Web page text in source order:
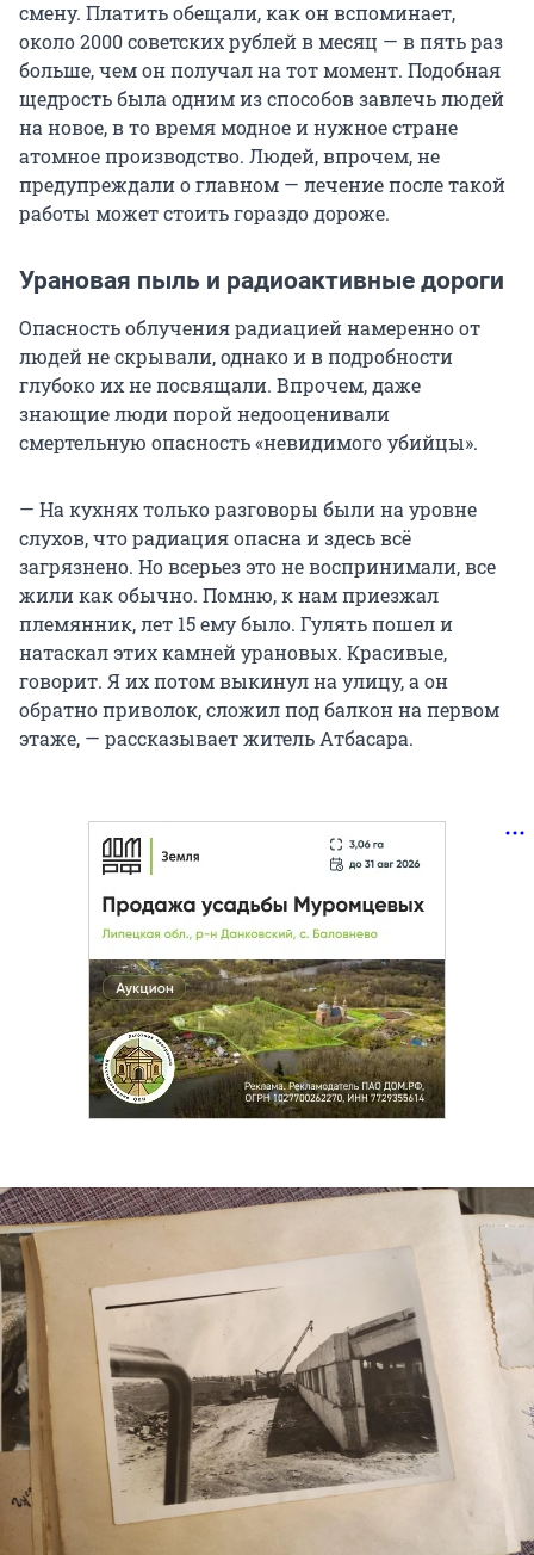
смену. Платить обещали, как он вспоминает,
около 2000 советских рублей в месяц — в пять раз
больше, чем он получал на тот момент. Подобная
щедрость была одним из способов завлечь людей
на новое, в то время модное и нужное стране
атомное производство. Людей, впрочем, не
предупреждали о главном — лечение после такой
работы может стоить гораздо дороже.
Урановая пыль и радиоактивные дороги
Опасность облучения радиацией намеренно от
людей не скрывали, однако и в подробности
глубоко их не посвящали. Впрочем, даже
знающие люди порой недооценивали
смертельную опасность «невидимого убийцы».
— На кухнях только разговоры были на уровне
слухов, что радиация опасна и здесь всё
загрязнено. Но всерьез это не воспринимали, все
жили как обычно. Помню, к нам приезжал
племянник, лет 15 ему было. Гулять пошел и
натаскал этих камней урановых. Красивые,
говорит. Я их потом выкинул на улицу, а он
обратно приволок, сложил под балкон на первом
этаже, — рассказывает житель Атбасара.